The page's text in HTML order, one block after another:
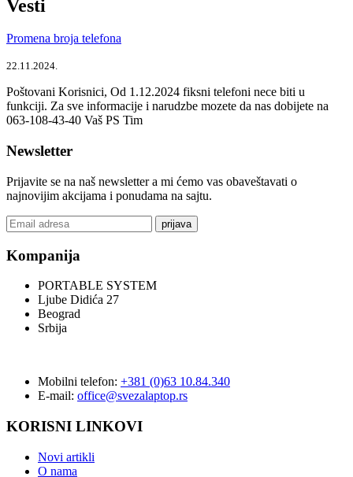
Vesti
Promena broja telefona
22.11.2024.
Poštovani Korisnici, Od 1.12.2024 fiksni telefoni nece biti u
funkciji. Za sve informacije i narudzbe mozete da nas dobijete na
063-108-43-40 Vaš PS Tim
Newsletter
Prijavite se na naš newsletter a mi ćemo vas obaveštavati o
najnovijim akcijama i ponudama na sajtu.
prijava
Kompanija
PORTABLE SYSTEM
Ljube Didića 27
Beograd
Srbija
Mobilni telefon: +381 (0)63 10.84.340
E-mail: office@svezalaptop.rs
KORISNI LINKOVI
Novi artikli
O nama